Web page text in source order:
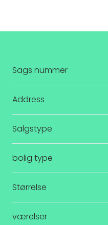
Sags nummer
Address
Salgstype
bolig type
Størrelse
værelser